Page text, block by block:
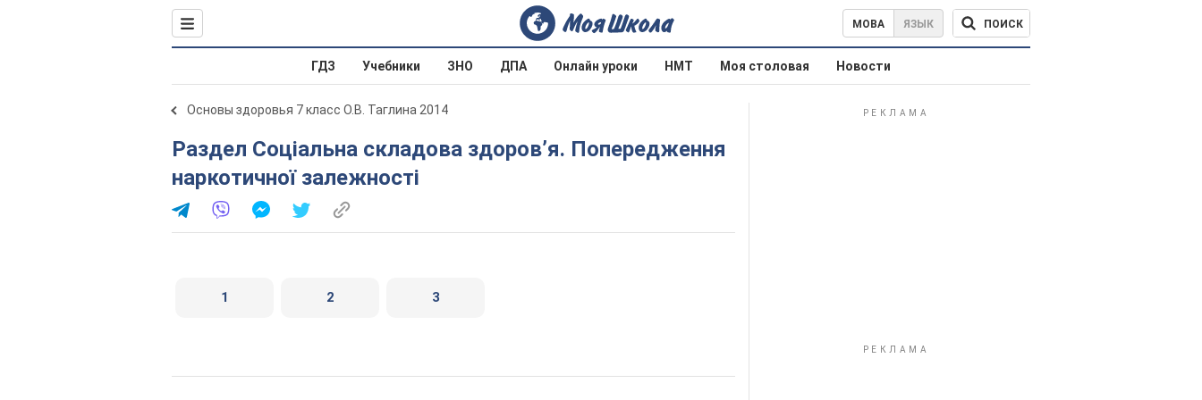
МОВА ЯЗЫК ПОИСК
ГДЗ Учебники ЗНО ДПА Онлайн уроки НМТ Моя столовая Новости
Основы здоровья 7 класс О.В. Таглина 2014
Раздел Соціальна складова здоров’я. Попередження
наркотичної залежності
1 2 3